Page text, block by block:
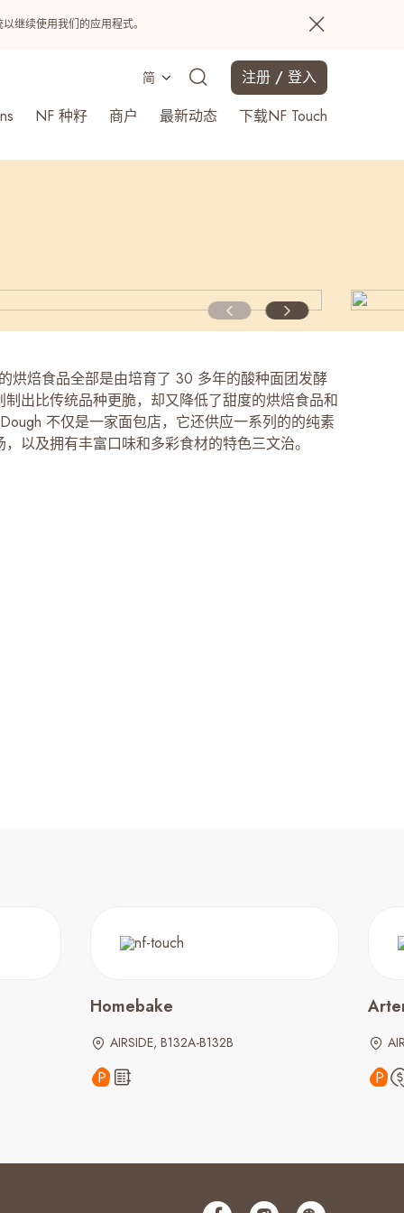
继续使用我们的应用程式。
简
注册 / 登入
NF 种籽 商户 最新动态 下载NF Touch
烘焙食品全部是由培育了 30 多年的酸种面团发酵
制出比传统品种更脆，却又降低了甜度的烘焙食品和
不仅是一家面包店，它还供应一系列的的纯素
以及拥有丰富口味和多彩食材的特色三文治。
Homebake
AIRSIDE, B132A-B132B